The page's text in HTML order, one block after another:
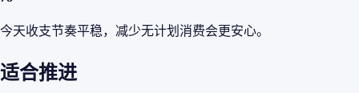
今天收支节奏平稳，减少无计划消费会更安心。
适合推进